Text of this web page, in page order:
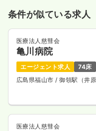
条件が似ている求人
医療法人慈彗会
亀川病院
エージェント求人 74床
広島県福山市 / 御領駅（井
医療法人慈彗会